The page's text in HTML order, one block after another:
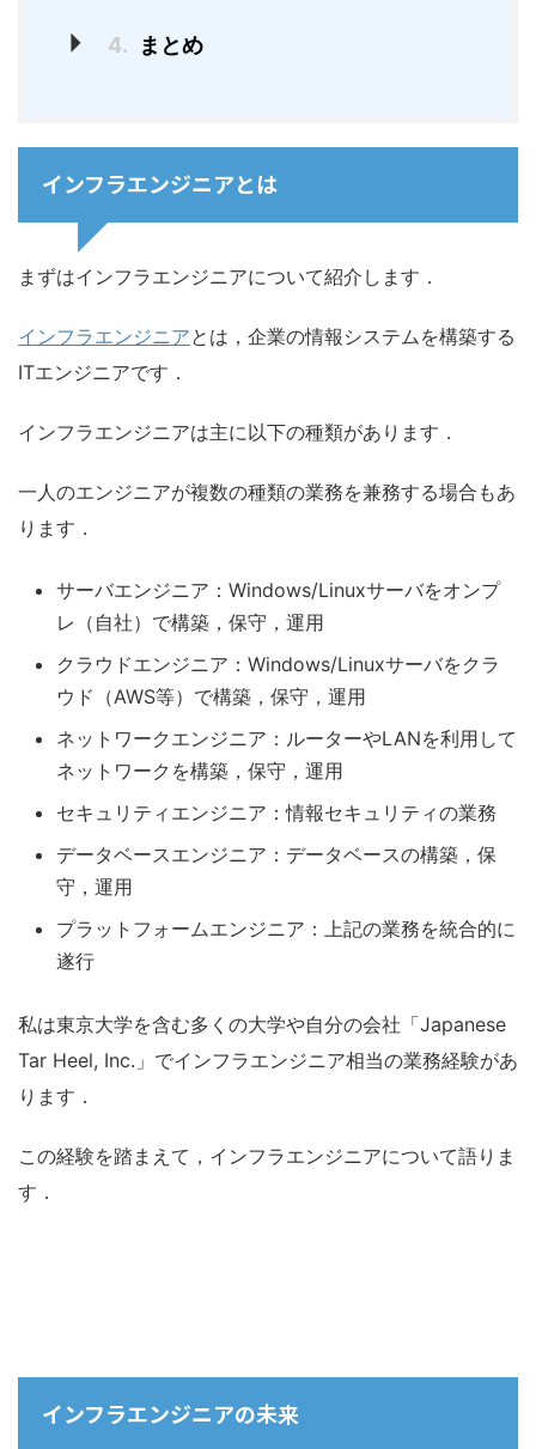
4. まとめ
インフラエンジニアとは
まずはインフラエンジニアについて紹介します．
インフラエンジニアとは，企業の情報システムを構築する
ITエンジニアです．
インフラエンジニアは主に以下の種類があります．
一人のエンジニアが複数の種類の業務を兼務する場合もあ
ります．
サーバエンジニア：Windows/Linuxサーバをオンプ
レ（自社）で構築，保守，運用
クラウドエンジニア：Windows/Linuxサーバをクラ
ウド（AWS等）で構築，保守，運用
ネットワークエンジニア：ルーターやLANを利用して
ネットワークを構築，保守，運用
セキュリティエンジニア：情報セキュリティの業務
データベースエンジニア：データベースの構築，保
守，運用
プラットフォームエンジニア：上記の業務を統合的に
遂行
私は東京大学を含む多くの大学や自分の会社「Japanese
Tar Heel, Inc.」でインフラエンジニア相当の業務経験があ
ります．
この経験を踏まえて，インフラエンジニアについて語りま
す．
インフラエンジニアの未来